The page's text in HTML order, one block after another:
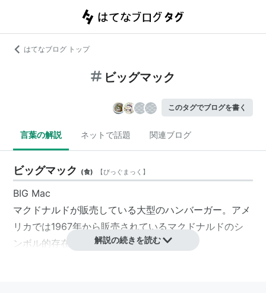
はてなブログ トップ
ビッグマック
このタグでブログを書く
言葉の解説 ネットで話題 関連ブログ
ビッグマック (食) 【びっぐまっく 】
BIG Mac
マクドナルドが販売している大型のハンバーガー。アメ
リカでは1967年から販売されているマクドナルドのシ
ンボル的存在。
解説の続きを読む